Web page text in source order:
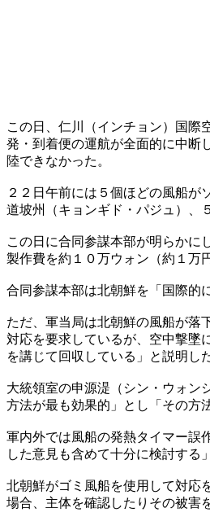
この日、仁川（インチョン）国際
発・到着便の運航が全面的に中断
陸できなかった。
２２日午前には５個ほどの風船
道坡州（キョンギド・パジュ）、
この日に合同参謀本部が明らかに
製作費を約１０万ウォン（約１万
合同参謀本部は北朝鮮を「国際的
ただ、軍当局は北朝鮮の風船が落
対応を要求しているが、空中撃墜
を講じて回収している」と説明した
大統領室の申源湜（シン・ウォン
方法が最も効果的」とし「その方
軍内外では風船の発熱タイマー誤
した意見も含めて十分に検討する
北朝鮮がゴミ風船を使用して対応
場合、主体を確認したりその被害